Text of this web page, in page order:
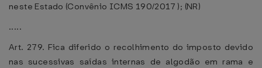
neste Estado (Convênio ICMS 190/2017 ); (NR)
.....
Art. 279. Fica diferido o recolhimento do imposto devido
nas sucessivas saídas internas de algodão em rama e